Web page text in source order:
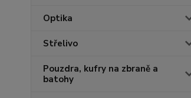
Optika
Střelivo
Pouzdra, kufry na zbraně a
batohy